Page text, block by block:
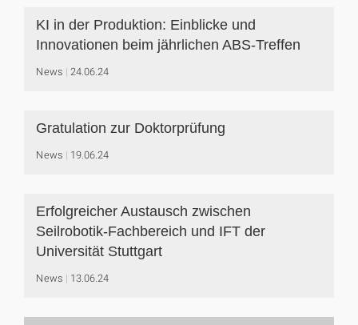
KI in der Produktion: Einblicke und
Innovationen beim jährlichen ABS-Treffen
News 24.06.24
Gratulation zur Doktorprüfung
News 19.06.24
Erfolgreicher Austausch zwischen
Seilrobotik-Fachbereich und IFT der
Universität Stuttgart
News 13.06.24